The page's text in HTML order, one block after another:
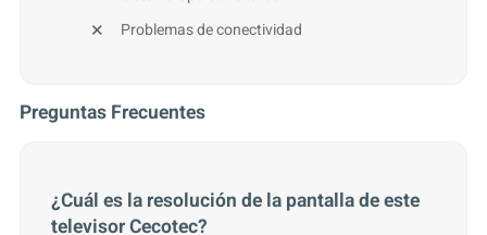
Problemas de conectividad
Preguntas Frecuentes
¿Cuál es la resolución de la pantalla de este
televisor Cecotec?